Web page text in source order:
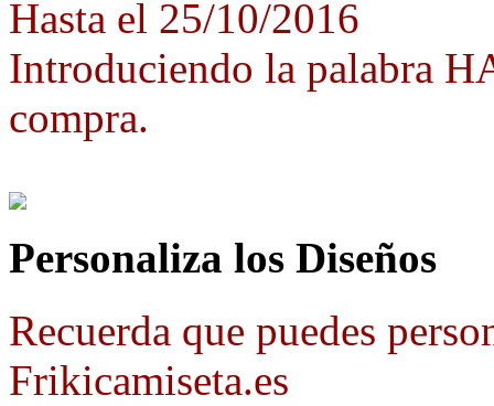
Hasta el 25/10/2016
Introduciendo la palabra
compra.
Personaliza los Diseños
Recuerda que puedes
Frikicamiseta.es